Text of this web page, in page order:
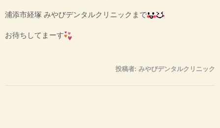
浦添市経塚 みやびデンタルクリニックまで
お待ちしてまーす
投稿者: みやびデンタルクリニック